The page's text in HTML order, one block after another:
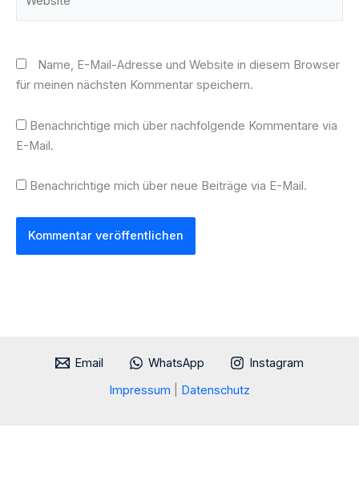
Name, E-Mail-Adresse und Website in diesem Browser
für meinen nächsten Kommentar speichern.
Benachrichtige mich über nachfolgende Kommentare via
E-Mail.
Benachrichtige mich über neue Beiträge via E-Mail.
Email WhatsApp
Instagram
Impressum
Datenschutz